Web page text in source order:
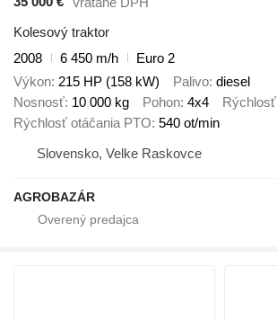
Kolesový traktor
2008
6 450 m/h
Euro 2
Výkon 215 HP (158 kW) Palivo diesel
Nosnosť 10 000 kg Pohon 4x4 Rýchlosť
Rýchlosť otáčania PTO 540 ot/min
Slovensko, Velke Raskovce
AGROBAZÁR